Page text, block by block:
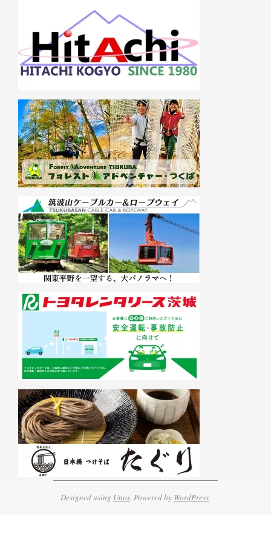
Designed using Unos. Powered by WordPress.